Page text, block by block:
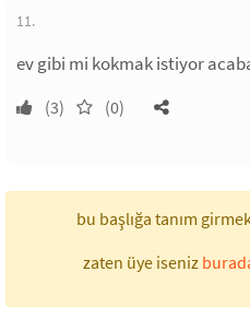
11.
ev gibi mi kokmak istiyor
(3) (0)
bu başlığa tanım
zaten üye iseniz